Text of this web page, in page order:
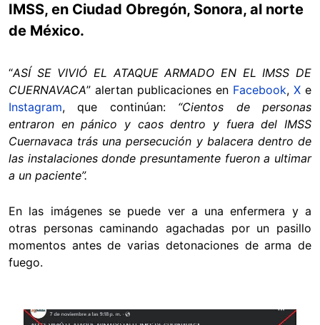
IMSS, en Ciudad Obregón, Sonora, al norte
de México.
“ASÍ SE VIVIÓ EL ATAQUE ARMADO EN EL IMSS DE
CUERNAVACA” alertan publicaciones en Facebook, X e
Instagram, que continúan: “Cientos de personas
entraron en pánico y caos dentro y fuera del IMSS
Cuernavaca trás una persecución y balacera dentro de
las instalaciones donde presuntamente fueron a ultimar
a un paciente”.
En las imágenes se puede ver a una enfermera y a
otras personas caminando agachadas por un pasillo
momentos antes de varias detonaciones de arma de
fuego.
Image